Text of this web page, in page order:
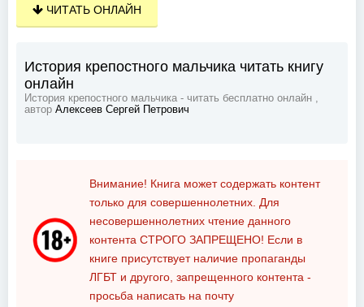
ЧИТАТЬ ОНЛАЙН
История крепостного мальчика читать книгу
онлайн
История крепостного мальчика - читать бесплатно онлайн ,
автор Алексеев Сергей Петрович
Внимание! Книга может содержать контент
только для совершеннолетних. Для
несовершеннолетних чтение данного
контента СТРОГО ЗАПРЕЩЕНО! Если в
книге присутствует наличие пропаганды
ЛГБТ и другого, запрещенного контента -
просьба написать на почту